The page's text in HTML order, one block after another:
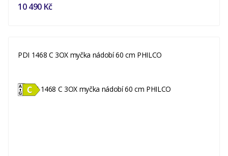
10 490 Kč
PDI 1468 C 3OX myčka nádobí 60 cm PHILCO